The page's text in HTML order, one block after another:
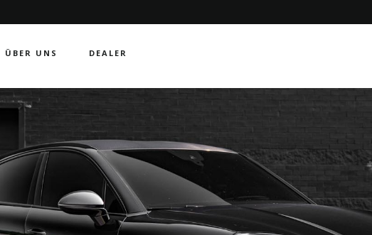
ÜBER UNS DEALER